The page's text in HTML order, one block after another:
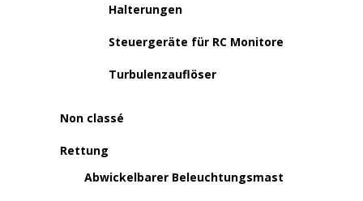
Halterungen
Steuergeräte für RC Monitore
Turbulenzauflöser
Non classé
Rettung
Abwickelbarer Beleuchtungsmast